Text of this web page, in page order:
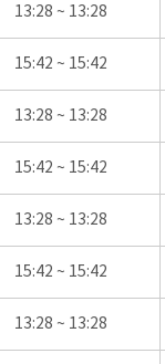
13:28 ~ 13:28
15:42 ~ 15:42
13:28 ~ 13:28
15:42 ~ 15:42
13:28 ~ 13:28
15:42 ~ 15:42
13:28 ~ 13:28